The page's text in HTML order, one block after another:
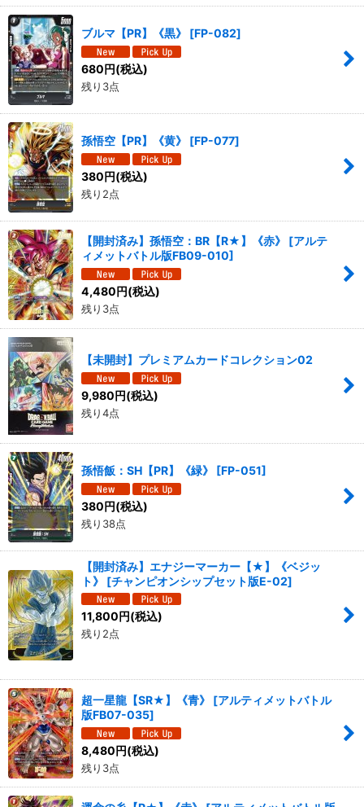
ブルマ【PR】《黒》 [FP-082]
680円(税込)
残り3点
孫悟空【PR】《黄》 [FP-077]
380円(税込)
残り2点
【開封済み】孫悟空：BR【R★】《赤》 [アルテ
ィメットバトル版FB09-010]
4,480円(税込)
残り3点
【未開封】プレミアムカードコレクション02
9,980円(税込)
残り4点
孫悟飯：SH【PR】《緑》 [FP-051]
380円(税込)
残り38点
【開封済み】エナジーマーカー【★】《ベジッ
ト》
[チャンピオンシップセット版E-02]
11,800円(税込)
残り2点
超一星龍【SR★】《青》 [アルティメットバトル
版FB07-035]
8,480円(税込)
残り3点